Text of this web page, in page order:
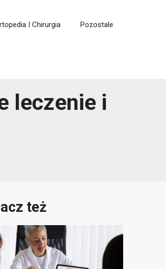
I Chirurgia Pozostale
leczenie i
też